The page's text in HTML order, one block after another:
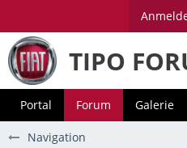
TIPO
Portal Forum Galerie
Navigation